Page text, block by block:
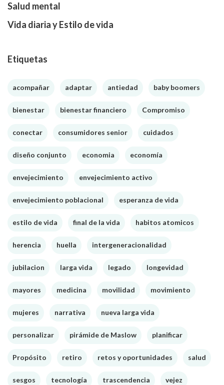
Salud mental
Vida diaria y Estilo de vida
Etiquetas
acompañar adaptar antiedad baby boomers
bienestar bienestar financiero Compromiso
conectar consumidores senior cuidados
diseño conjunto economia economía
envejecimiento envejecimiento activo
envejecimiento poblacional esperanza de vida
estilo de vida final de la vida habitos atomicos
herencia huella intergeneracionalidad
jubilacion larga vida legado longevidad
mayores medicina movilidad movimiento
mujeres narrativa nueva larga vida
personalizar pirámide de Maslow planificar
Propósito retiro retos y oportunidades salud
sesgos tecnología trascendencia vejez